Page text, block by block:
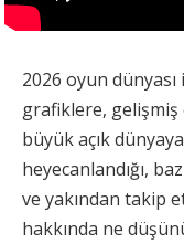
2026 oyun
grafiklere, gelişmiş
büyük açık
heyecanlandığı,
ve yakından takip
hakkında ne